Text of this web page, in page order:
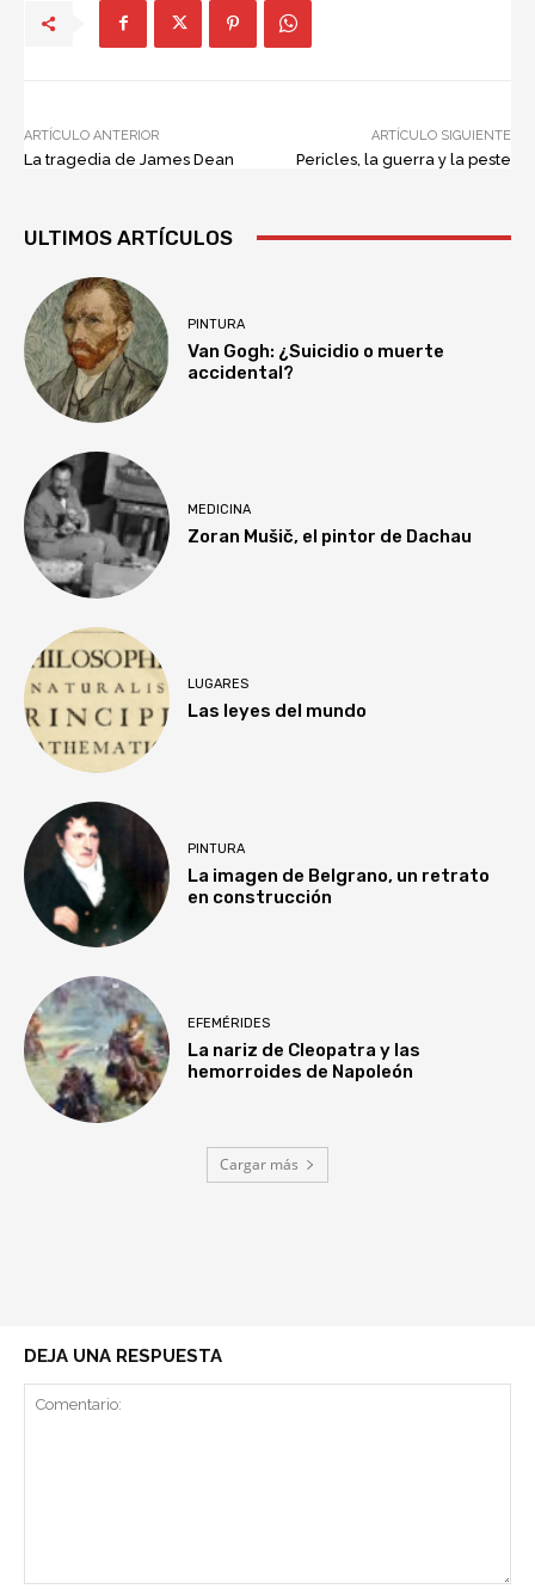
ARTÍCULO ANTERIOR
La tragedia de James Dean
ARTÍCULO SIGUIENTE
Pericles, la guerra y la peste
ULTIMOS ARTÍCULOS
PINTURA
Van Gogh: ¿Suicidio o muerte
accidental?
MEDICINA
Zoran Mušič, el pintor de Dachau
LUGARES
Las leyes del mundo
PINTURA
La imagen de Belgrano, un retrato
en construcción
EFEMÉRIDES
La nariz de Cleopatra y las
hemorroides de Napoleón
Cargar más
DEJA UNA RESPUESTA